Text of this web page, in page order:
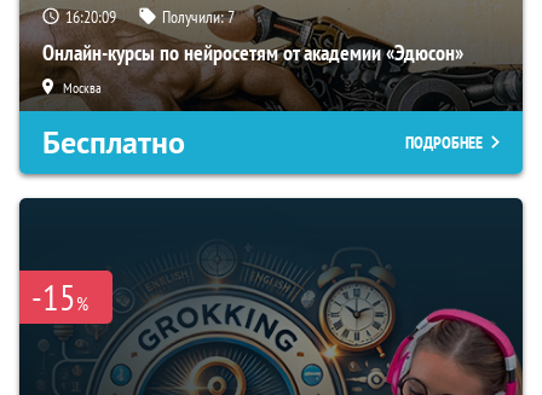
16:20:09 Получили:7
Онлайн-курсы по нейросетям от академии «Эдюсон»
Москва
Бесплатно ПОДРОБНЕЕ
-15%